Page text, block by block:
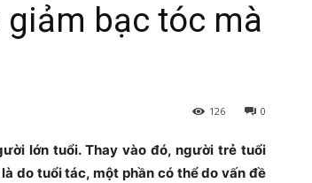
bạc tóc mà
0
126
lớn tuổi. Thay vào đó, người trẻ tuổi
do tuổi tác, một phần có thể do vấn đề